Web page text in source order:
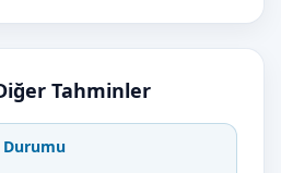
Tahminler
Durumu